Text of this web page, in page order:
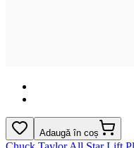
Adaugă în coș